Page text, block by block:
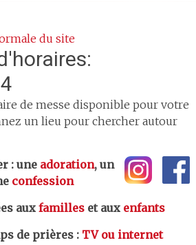
du site
de messe disponible pour votre
un lieu pour chercher autour
adoration, un
confession
aux familleset aux enfants
de prières: TV ou internet